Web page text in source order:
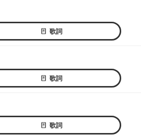
歌詞
歌詞
歌詞